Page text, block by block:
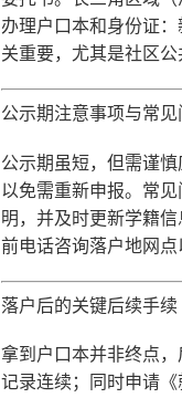
办理户口本和身份证
关重要，尤其是社区公
公示期注意事项与常
公示期虽短，但需谨慎
以免需重新申报。常
明，并及时更新学籍
前电话咨询落户地网点
落户后的关键后续手续
拿到户口本并非终点，
记录连续；同时申请